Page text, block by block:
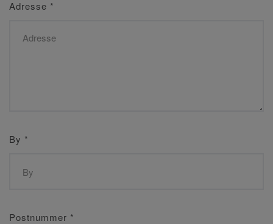
Adresse *
By *
Postnummer *